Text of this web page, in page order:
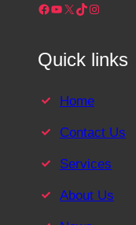
Facebook YouTube X TikTok Instagram
Quick links
Home
Contact Us
Services
About Us